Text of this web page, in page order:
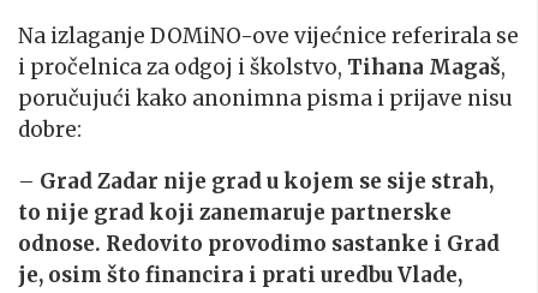
Na izlaganje DOMiNO-ove vijećnice referirala se
i pročelnica za odgoj i školstvo, Tihana Magaš,
poručujući kako anonimna pisma i prijave nisu
dobre:
– Grad Zadar nije grad u kojem se sije strah,
to nije grad koji zanemaruje partnerske
odnose. Redovito provodimo sastanke i Grad
je, osim što financira i prati uredbu Vlade,